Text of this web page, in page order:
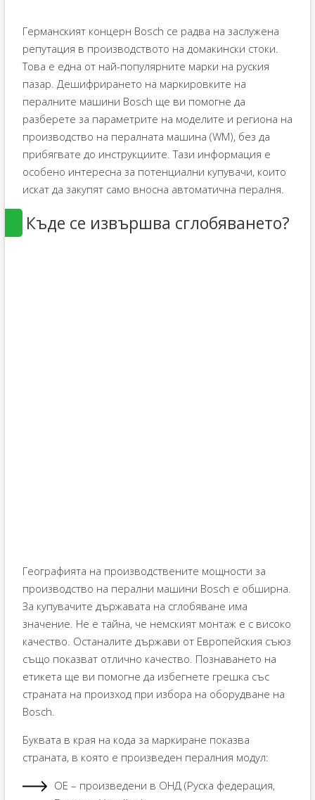
Германският концерн Bosch се радва на заслужена
репутация в производството на домакински стоки.
Това е една от най-популярните марки на руския
пазар. Дешифрирането на маркировките на
пералните машини Bosch ще ви помогне да
разберете за параметрите на моделите и региона на
производство на пералната машина (WM), без да
прибягвате до инструкциите. Тази информация е
особено интересна за потенциални купувачи, които
искат да закупят само вносна автоматична пералня.
Къде се извършва сглобяването?
Географията на производствените мощности за
производство на перални машини Bosch е обширна.
За купувачите държавата на сглобяване има
значение. Не е тайна, че немският монтаж е с високо
качество. Останалите държави от Европейския съюз
също показват отлично качество. Познаването на
етикета ще ви помогне да избегнете грешка със
страната на произход при избора на оборудване на
Bosch.
Буквата в края на кода за маркиране показва
страната, в която е произведен пералния модул:
OE – произведени в ОНД (Руска федерация,